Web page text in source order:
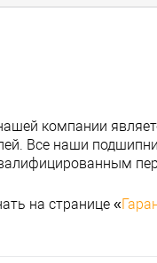
компании
Все наши
на странице «